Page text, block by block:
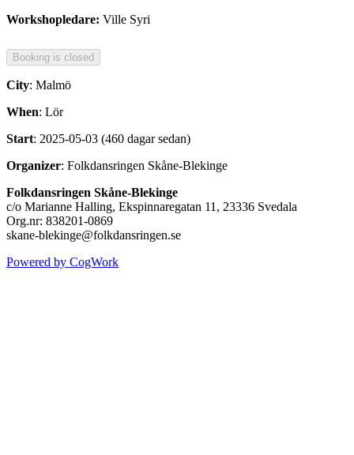
Workshopledare: Ville Syri
City: Malmö
When: Lör
Start: 2025-05-03 (460 dagar sedan)
Organizer: Folkdansringen Skåne-Blekinge
Folkdansringen Skåne-Blekinge
c/o Marianne Halling, Ekspinnaregatan 11, 23336 Svedala
Org.nr: 838201-0869
skane-blekinge@folkdansringen.se
Powered by CogWork